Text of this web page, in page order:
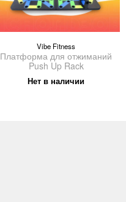
Vibe Fitness
Платформа для отжиманий
Push Up Rack
Нет в наличии